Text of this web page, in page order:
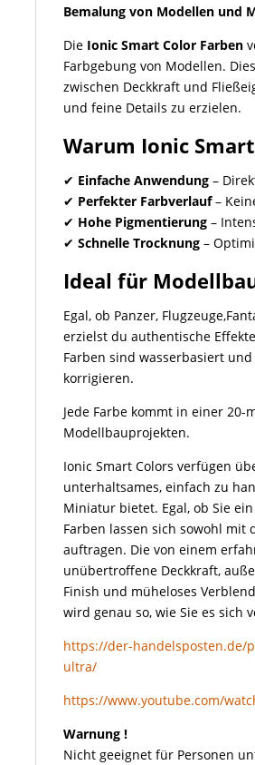
Bemalung von Modellen und
Die Ionic Smart Color Farben
Farbgebung von Modellen.
zwischen Deckkraft und
und feine Details zu erzielen.
Warum Ionic
✔ Einfache Anwendung –
✔ Perfekter Farbverlauf–
✔ Hohe Pigmentierung –
✔Schnelle Trocknung –
Ideal für
Egal, ob Panzer,
erzielst du authentische
Farben sind wasserbasiert
korrigieren.
Jede Farbe kommt in einer 20-
Modellbauprojekten.
Ionic Smart Colors verfügen
unterhaltsames, einfach zu
Miniatur bietet. Egal, ob Sie
Farben lassen sich sowohl
auftragen. Die von einem
unübertroffene Deckkraft,
Finish und müheloses
wird genau so, wie Sie es sich
https://der-handelsposten.de/
ultra/
https://www.youtube.com/
Warnung !
Nicht geeignet für Personen